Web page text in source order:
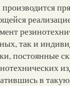
так и
постоянные
в